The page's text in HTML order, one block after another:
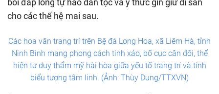
cho các thế hệ mai sau.
Các hoa văn trang trí trên Bệ đá Long Hoa, xã Liêm Hà, tỉnh
Ninh Bình mang phong cách tinh xảo, bố cục cân đối, thể
hiện tư duy thẩm mỹ hài hòa giữa yếu tố trang trí và tính
biểu tượng tâm linh. (Ảnh: Thùy Dung/TTXVN)